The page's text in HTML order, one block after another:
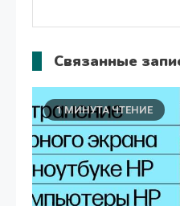
Связанные
1 МИНУТА ЧТЕНИЕ